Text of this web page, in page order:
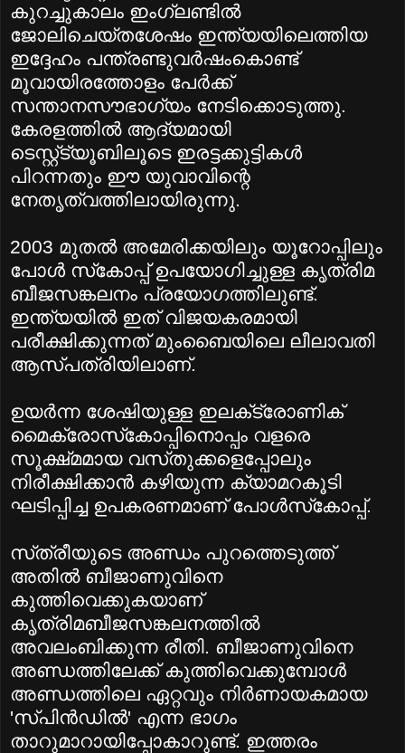
കുറച്ചുകാലം ഇംഗ്ലണ്ടില്‍
ജോലിചെയ്‌തശേഷം ഇന്ത്യയിലെത്തിയ
ഇദ്ദേഹം പന്ത്രണ്ടുവര്‍ഷംകൊണ്ട്‌
മൂവായിരത്തോളം പേര്‍ക്ക്‌
സന്താനസൗഭാഗ്യം നേടിക്കൊടുത്തു.
കേരളത്തില്‍ ആദ്യമായി
ടെസ്റ്റ്‌ട്യൂബിലൂടെ ഇരട്ടക്കുട്ടികള്‍
പിറന്നതും ഈ യുവാവിന്റെ
നേതൃത്വത്തിലായിരുന്നു.
2003 മുതല്‍ അമേരിക്കയിലും യൂറോപ്പിലും
പോള്‍ സ്‌കോപ്പ്‌ ഉപയോഗിച്ചുള്ള കൃത്രിമ
ബീജസങ്കലനം പ്രയോഗത്തിലുണ്ട്‌.
ഇന്ത്യയില്‍ ഇത്‌ വിജയകരമായി
പരീക്ഷിക്കുന്നത്‌ മുംബൈയിലെ ലീലാവതി
ആസ്‌പത്രിയിലാണ്‌.
ഉയര്‍ന്ന ശേഷിയുള്ള ഇലക്‌ട്രോണിക്‌
മൈക്രോസ്‌കോപ്പിനൊപ്പം വളരെ
സൂക്ഷ്‌മമായ വസ്‌തുക്കളെപ്പോലും
നിരീക്ഷിക്കാന്‍ കഴിയുന്ന ക്യാമറകൂടി
ഘടിപ്പിച്ച ഉപകരണമാണ്‌ പോള്‍സ്‌കോപ്പ്‌.
സ്‌ത്രീയുടെ അണ്ഡം പുറത്തെടുത്ത്‌
അതില്‍ ബീജാണുവിനെ
കുത്തിവെക്കുകയാണ്‌
കൃത്രിമബീജസങ്കലനത്തില്‍
അവലംബിക്കുന്ന രീതി. ബീജാണുവിനെ
അണ്ഡത്തിലേക്ക്‌ കുത്തിവെക്കുമ്പോള്‍
അണ്ഡത്തിലെ ഏറ്റവും നിര്‍ണായകമായ
'സ്‌പിന്‍ഡില്‍' എന്ന ഭാഗം
താറുമാറായിപ്പോകാറുണ്ട്‌. ഇത്തരം